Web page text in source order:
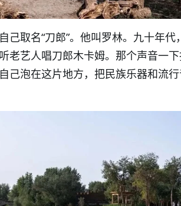
己取名“刀郎”。他叫罗林。九十年代
老艺人唱刀郎木卡姆。那个声音一
己泡在这片地方，把民族乐器和流